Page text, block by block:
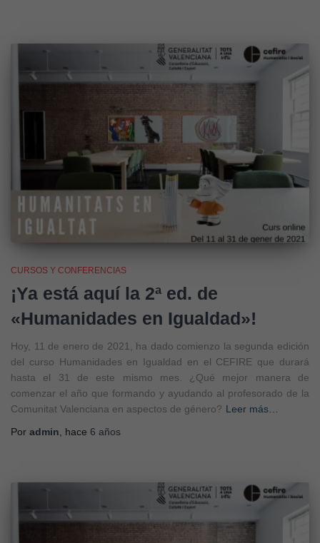
CURSOS Y CONFERENCIAS
¡Ya está aquí la 2ª ed. de
«Humanidades en Igualdad»!
Hoy, 11 de enero de 2021, ha dado comienzo la segunda edición
del curso Humanidades en Igualdad en el CEFIRE que durará
hasta el 31 de este mismo mes. ¿Qué mejor manera de
comenzar el año que formando y ayudando al profesorado de la
Comunitat Valenciana en aspectos de género? Leer más…
Por admin , hace 6 años